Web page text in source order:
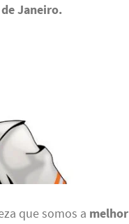
Janeiro.
que somos a melhor